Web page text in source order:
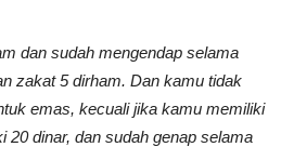
dan sudah mengendap selama
zakat 5 dirham. Dan kamu tidak
emas, kecuali jika kamu memiliki
20 dinar, dan sudah genap selama